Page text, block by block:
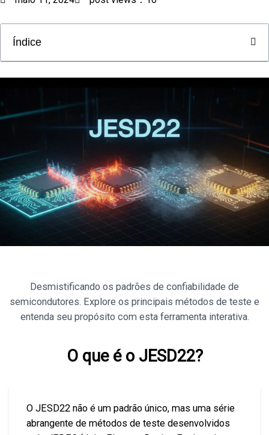
Índice
Desmistificando os padrões de confiabilidade de
semicondutores. Explore os principais métodos de teste e
entenda seu propósito com esta ferramenta interativa.
O que é o JESD22?
O JESD22 não é um padrão único, mas uma série
abrangente de métodos de teste desenvolvidos